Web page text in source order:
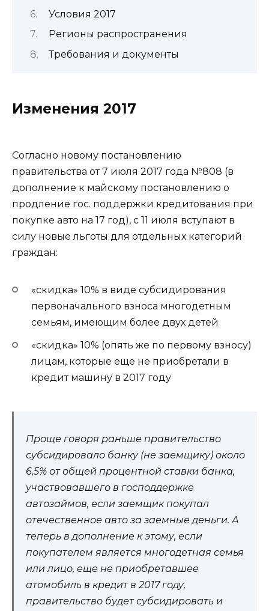
Условия 2017
Регионы распространения
Требования и документы
Изменения 2017
Согласно новому постановлению
правительства от7 июля 2017 года №808 (в
дополнение к майскому постановлению о
продление гос. поддержки кредитования при
покупке авто на 17 год), с 11 июля вступают в
силу новые льготы для отдельных категорий
граждан:
«скидка» 10% в виде субсидирования
первоначального взноса многодетным
семьям, имеющим более двух детей
«скидка» 10% (опять же по первому взносу)
лицам, которые еще не приобретали в
кредит машину в 2017 году
Проще говоря раньше правительство
субсидировало банку (не заемщику) около
6,5% от общей процентной ставки банка,
участвовавшего в господдержке
автозаймов, если заемщик покупал
отечественное авто за заемные деньги. А
теперь в дополнение к этому, если
покупателем является многодетная семья
или лицо, еще не приобретавшее
атомобиль в кредит в 2017 году,
правительство будет субсидировать и